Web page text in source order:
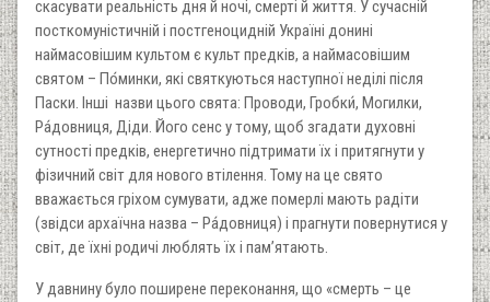
скасувати реальність дня й ночі, смерті й життя. У сучасній
посткому­ністичній і постгеноцидній Україні донині
наймасовішим культом є культ предків, а наймасовішим
святом – По́минки, які святкуються наступної неділі після
Паски. Інші назви цього свята: Проводи, Гробки́, Могилки,
Ра́довниця, Діди. Його сенс у тому, щоб згадати духовні
сутності предків, енергетично підтримати їх і притягнути у
фізичний світ для нового втілення. Тому на це свято
вважається гріхом сумувати, адже померлі мають радіти
(звідси архаїчна назва – Ра́довниця) і прагнути повернутися у
світ, де їхні родичі люблять їх і пам’ятають.
У давнину було поширене переконання, що «смерть – це